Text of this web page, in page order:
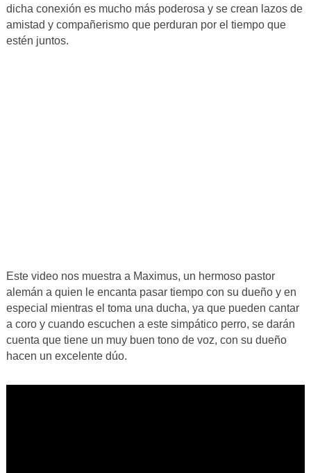
dicha conexión es mucho más poderosa y se crean lazos de
amistad y compañerismo que perduran por el tiempo que
estén juntos.
Este video nos muestra a Maximus, un hermoso pastor
alemán a quien le encanta pasar tiempo con su dueño y en
especial mientras el toma una ducha, ya que pueden cantar
a coro y cuando escuchen a este simpático perro, se darán
cuenta que tiene un muy buen tono de voz, con su dueño
hacen un excelente dúo.